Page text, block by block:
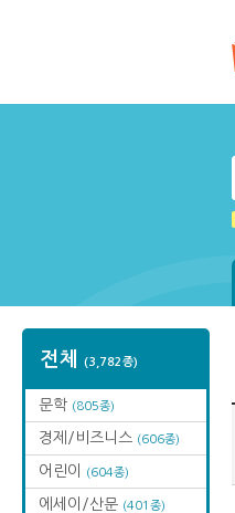
전체 (3,782종)
문학 (805종)
경제/비즈니스 (606종)
어린이 (604종)
에세이/산문 (401종)